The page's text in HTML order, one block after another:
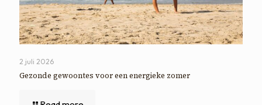
2 juli 2026
Gezonde gewoontes voor een energieke zomer